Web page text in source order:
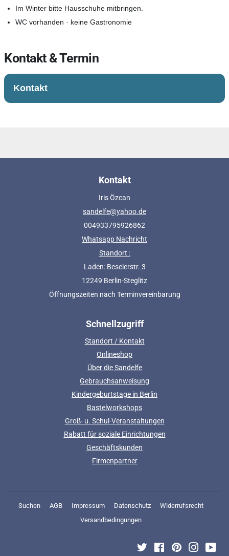
Im Winter bitte Hausschuhe mitbringen.
WC vorhanden · keine Gastronomie
Kontakt & Termin
Kontakt
Kontakt
Iris Özcan
sandelfe@yahoo.de
004933795926862
Whatsapp Nachricht
Standort :
Laden: Beselerstr. 3
12249 Berlin-Steglitz
Öffnungszeiten nach Terminvereinbarung
Schnellzugriff
Standort / Kontakt
Onlineshop
Über die Sandelfe
Gebrauchsanweisung
Kindergeburtstage in Berlin
Bastelworkshops
Groß- u. Schul-Veranstaltungen
Rabatt für soziale Einrichtungen
Geschäftskunden
Firmenpartner
Suchen AGB Impressum Datenschutz
Widerrufsrecht
Versandbedingungen
Twitter FacebookPinterest